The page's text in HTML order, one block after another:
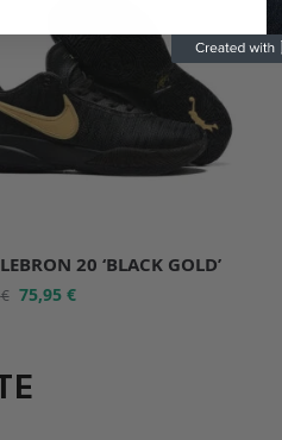
20 ‘BLACK GOLD’
€ 75,95 €